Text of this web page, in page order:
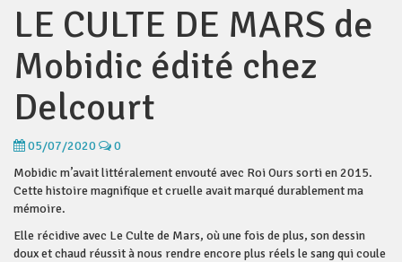
LE CULTE DE MARS de
Mobidic édité chez
Delcourt
05/07/2020
0
Mobidic m’avait littéralement envouté avec Roi Ours sorti en 2015.
Cette histoire magnifique et cruelle avait marqué durablement ma
mémoire.
Elle récidive avec Le Culte de Mars, où une fois de plus, son dessin
doux et chaud réussit à nous rendre encore plus réels le sang qui coule